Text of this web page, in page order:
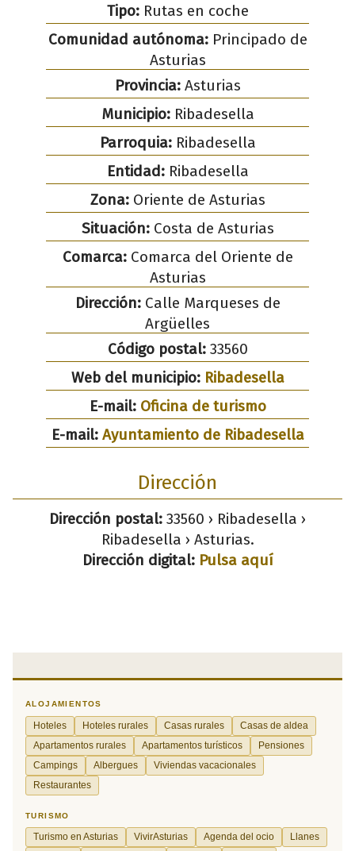
Tipo:Rutas en coche
Comunidad autónoma:Principado de
Asturias
Provincia:Asturias
Municipio:Ribadesella
Parroquia:Ribadesella
Entidad:Ribadesella
Zona:Oriente de Asturias
Situación:Costa de Asturias
Comarca:Comarca del Oriente de
Asturias
Dirección:Calle Marqueses de
Argüelles
Código postal:33560
Web del municipio: Ribadesella
E-mail: Oficina de turismo
E-mail: Ayuntamiento de Ribadesella
Dirección
Dirección postal: 33560 › Ribadesella ›
Ribadesella › Asturias.
Dirección digital: Pulsa aquí